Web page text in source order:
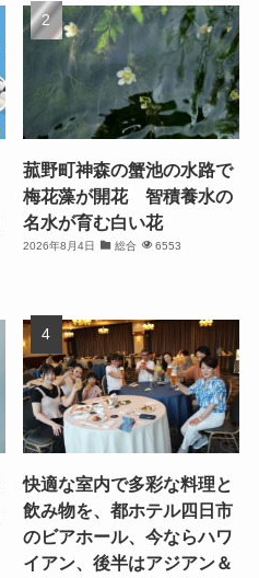
菰野町神森の蟹池の水路で
梅花藻が開花 智積養水の
名水が育む白い花
2026年8月4日 総合 6553
快適な室内で多彩な料理と
飲み物を、都ホテル四日市
のビアホール、今ならハワ
イアン、後半はアジアン＆